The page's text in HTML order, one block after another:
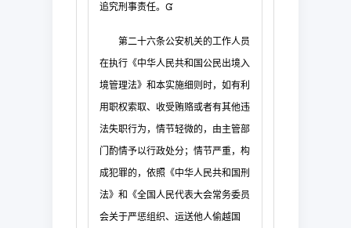
追究刑事责任。
第二十六条公安机关的工作人员
在执行《中华人民共和国公民出境入
境管理法》和本实施细则时，如有利
用职权索取、收受贿赂或者有其他违
法失职行为，情节轻微的，由主管部
门酌情予以行政处分；情节严重，构
成犯罪的，依照《中华人民共和国刑
法》和《全国人民代表大会常务委员
会关于严惩组织、运送他人偷越国